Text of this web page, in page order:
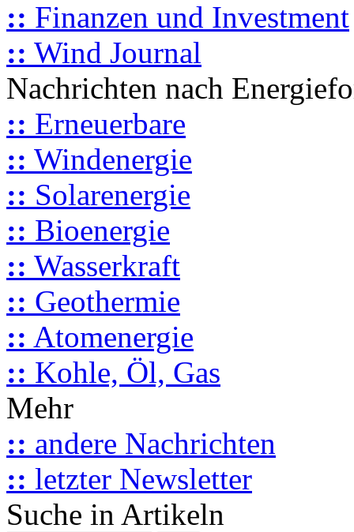
:: Finanzen und Investment
:: Wind Journal
Nachrichten nach
:: Erneuerbare
:: Windenergie
:: Solarenergie
:: Bioenergie
:: Wasserkraft
:: Geothermie
:: Atomenergie
:: Kohle, Öl, Gas
Mehr
:: andere Nachrichten
:: letzter Newsletter
Suche in Artikeln